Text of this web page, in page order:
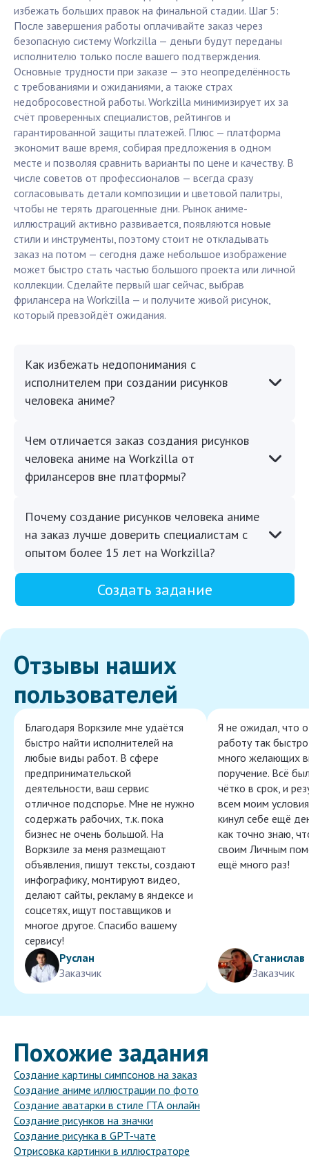
избежать больших правок на финальной стадии. Шаг 5:
После завершения работы оплачивайте заказ через
безопасную систему Workzilla — деньги будут переданы
исполнителю только после вашего подтверждения.
Основные трудности при заказе — это неопределённость
с требованиями и ожиданиями, а также страх
недобросовестной работы. Workzilla минимизирует их за
счёт проверенных специалистов, рейтингов и
гарантированной защиты платежей. Плюс — платформа
экономит ваше время, собирая предложения в одном
месте и позволяя сравнить варианты по цене и качеству. В
числе советов от профессионалов — всегда сразу
согласовывать детали композиции и цветовой палитры,
чтобы не терять драгоценные дни. Рынок аниме-
иллюстраций активно развивается, появляются новые
стили и инструменты, поэтому стоит не откладывать
заказ на потом — сегодня даже небольшое изображение
может быстро стать частью большого проекта или личной
коллекции. Сделайте первый шаг сейчас, выбрав
фрилансера на Workzilla — и получите живой рисунок,
который превзойдёт ожидания.
Как избежать недопонимания с
исполнителем при создании рисунков
человека аниме?
Чем отличается заказ создания рисунков
человека аниме на Workzilla от
фрилансеров вне платформы?
Почему создание рисунков человека аниме
на заказ лучше доверить специалистам с
опытом более 15 лет на Workzilla?
Создать задание
Отзывы наших
пользователей
Благодаря Воркзиле мне удаётся
быстро найти исполнителей на
любые виды работ. В сфере
предпринимательской
деятельности, ваш сервис
отличное подспорье. Мне не нужно
содержать рабочих, т.к. пока
бизнес не очень большой. На
Воркзиле за меня размещают
объявления, пишут тексты, создают
инфографику, монтируют видео,
делают сайты, рекламу в яндексе и
соцсетях, ищут поставщиков и
многое другое. Спасибо вашему
сервису!
Руслан
Заказчик
Я не ожидал, что
работу так
много желающих
поручение. Всё
чётко в срок, и
всем моим
кинул себе ещё
как точно знаю,
своим Личным
ещё много раз!
Станислав
Заказчик
Похожие задания
Создание картины симпсонов на заказ
Создание аниме иллюстрации по фото
Создание аватарки в стиле ГТА онлайн
Создание рисунков на значки
Создание рисунка в GPT-чате
Отрисовка картинки в иллюстраторе